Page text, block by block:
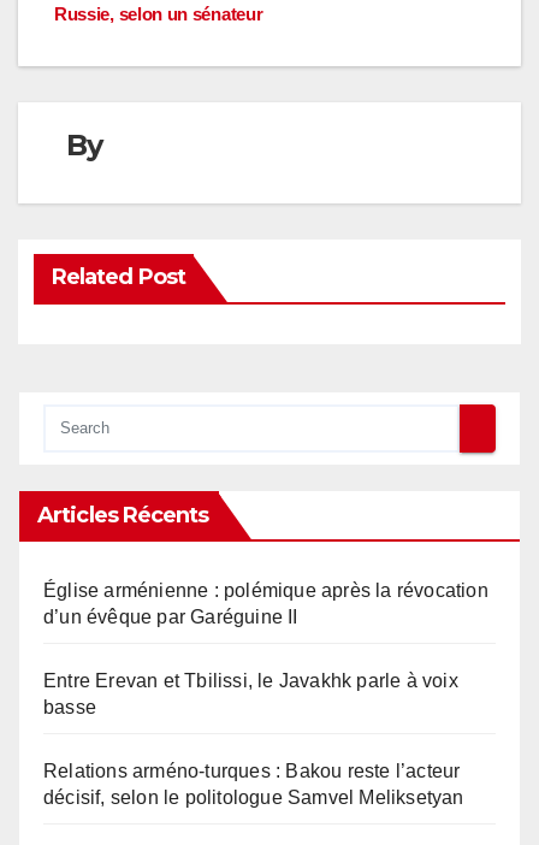
l’article
Russie, selon un sénateur
By
Related Post
Articles Récents
Église arménienne : polémique après la révocation
d’un évêque par Garéguine II
Entre Erevan et Tbilissi, le Javakhk parle à voix
basse
Relations arméno-turques : Bakou reste l’acteur
décisif, selon le politologue Samvel Meliksetyan